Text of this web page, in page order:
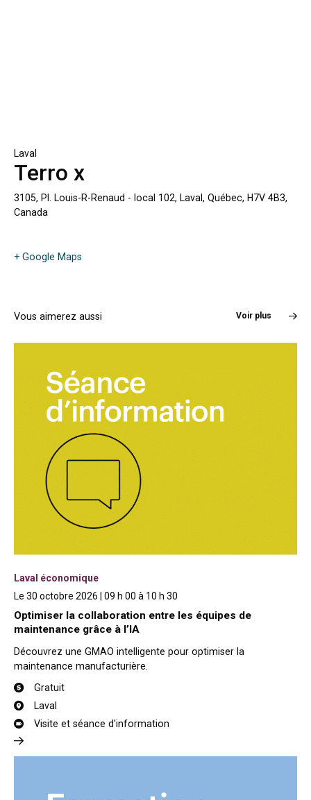
Laval
Terro x
3105, Pl. Louis-R-Renaud - local 102, Laval, Québec, H7V 4B3,
Canada
+ Google Maps
Vous aimerez aussi Voir plus
Laval économique
Le 30 octobre 2026 | 09 h 00 à 10 h 30
Optimiser la collaboration entre les équipes de
maintenance grâce à l’IA
Découvrez une GMAO intelligente pour optimiser la
maintenance manufacturière.
Gratuit
Laval
Visite et séance d'information